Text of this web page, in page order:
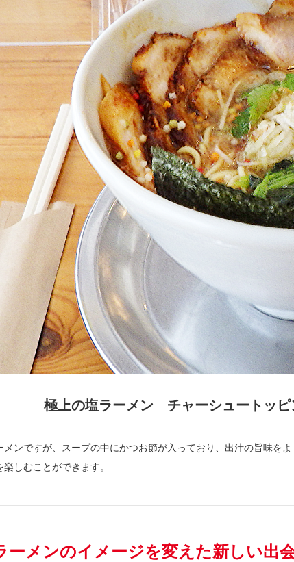
極上の塩ラーメン チャーシュートッピ
メンですが、スープの中にかつお節が入っており、出汁の旨味を
楽しむことができます。
ーメンのイメージを変えた新しい出